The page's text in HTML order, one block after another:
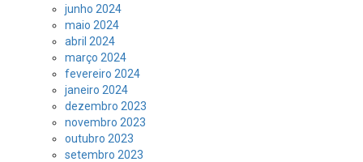
junho 2024
maio 2024
abril 2024
março 2024
fevereiro 2024
janeiro 2024
dezembro 2023
novembro 2023
outubro 2023
setembro 2023